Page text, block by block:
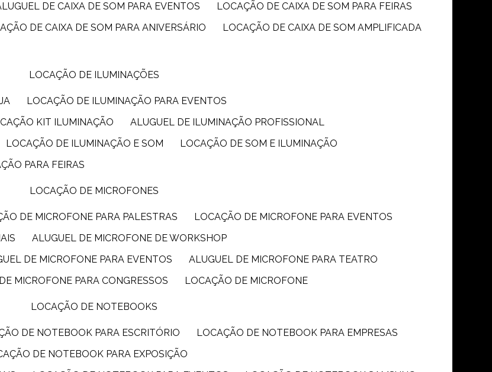
ALUGUEL DE CAIXA DE SOM PARA EVENTOS
LOCAÇÃO DE CAIXA DE SOM PARA FEIRAS
DE CAIXA DE SOM PARA ANIVERSÁRIO
LOCAÇÃO DE CAIXA DE SOM AMPLIFICADA
LOCAÇÃO DE ILUMINAÇÕES
LOCAÇÃO DE ILUMINAÇÃO PARA EVENTOS
KIT ILUMINAÇÃO
ALUGUEL DE ILUMINAÇÃO PROFISSIONAL
LOCAÇÃO DE ILUMINAÇÃO E SOM
LOCAÇÃO DE SOM E ILUMINAÇÃO
PARA FEIRAS
LOCAÇÃO DE MICROFONES
DE MICROFONE PARA PALESTRAS
LOCAÇÃO DE MICROFONE PARA EVENTOS
ALUGUEL DE MICROFONE DE WORKSHOP
DE MICROFONE PARA EVENTOS
ALUGUEL DE MICROFONE PARA TEATRO
DE MICROFONE PARA CONGRESSOS LOCAÇÃO DE MICROFONE
LOCAÇÃO DE NOTEBOOKS
DE NOTEBOOK PARA ESCRITÓRIO
LOCAÇÃO DE NOTEBOOK PARA EMPRESAS
DE NOTEBOOK PARA EXPOSIÇÃO